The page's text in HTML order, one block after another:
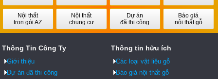
Nội thất
trọn gói AZ
Nội thất
chung cư
Dự án
đã thi công
Báo giá
nội thất gỗ
Thông Tin Công Ty
Giới thiệu
Dự án đã thi công
Thông tin hữu ích
Các loại vật liệu gỗ
Báo giá nội thất gỗ